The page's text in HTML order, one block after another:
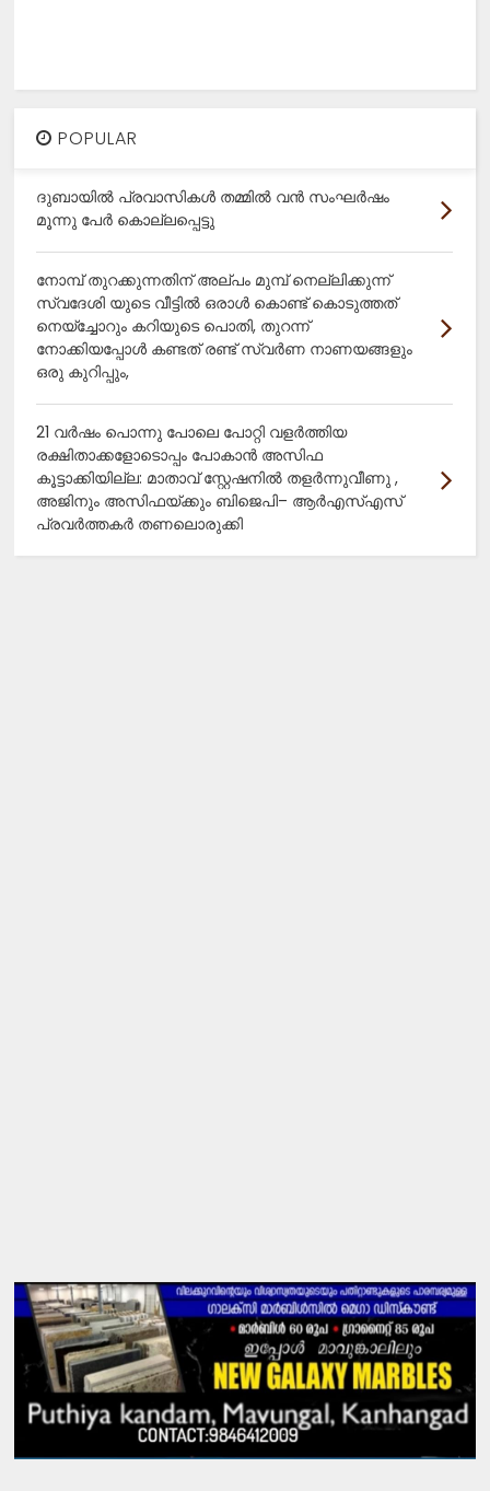
POPULAR
ദുബായിൽ പ്രവാസികൾ തമ്മിൽ വൻ സംഘർഷം
മൂന്നു പേർ കൊല്ലപ്പെട്ടു
നോമ്പ് തുറക്കുന്നതിന് അല്പം മുമ്പ് നെല്ലിക്കുന്ന്
സ്വദേശി യുടെ വീട്ടിൽ ഒരാൾ കൊണ്ട് കൊടുത്തത്
നെയ്ച്ചോറും കറിയുടെ പൊതി, തുറന്ന്
നോക്കിയപ്പോൾ കണ്ടത് രണ്ട് സ്വർണ നാണയങ്ങളും
ഒരു കുറിപ്പും,
21 വർഷം പൊന്നു പോലെ പോറ്റി വളർത്തിയ
രക്ഷിതാക്കളോടൊപ്പം പോകാൻ അസിഫ
കൂട്ടാക്കിയില്ല: മാതാവ് സ്റ്റേഷനിൽ തളർന്നുവീണു ,
അജിനും അസിഫയ്ക്കും ബിജെപി– ആർഎസ്എസ്
പ്രവർത്തകർ തണലൊരുക്കി